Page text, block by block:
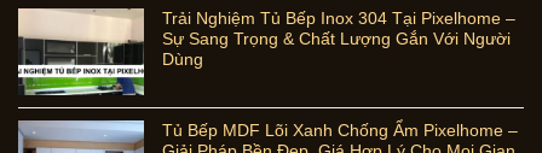
Trải Nghiệm Tủ Bếp Inox 304 Tại Pixelhome –
Sự Sang Trọng & Chất Lượng Gắn Với Người
Dùng
Tủ Bếp MDF Lõi Xanh Chống Ẩm Pixelhome –